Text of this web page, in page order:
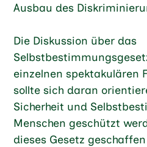
Ausbau des
Die Diskussion über das
einzelnen spektakulären
sollte sich daran
Sicherheit und
Menschen geschützt
dieses Gesetz